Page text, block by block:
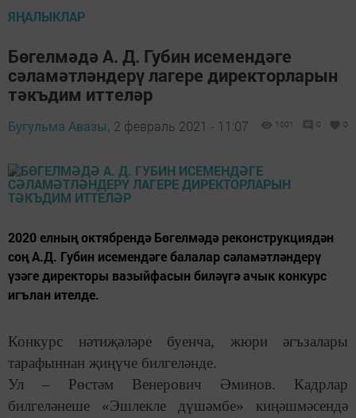
ЯҢАЛЫКЛАР
Бөгелмәдә А. Д. Губин исемендәге
сәламәтләндерү лагере директорларын
тәкъдим иттеләр
Бугульма Авазы, 2 февраль 2021 - 11:07 1001 0 0
2020 елның октябрендә Бөгелмәдә реконструкциядән
соң А.Д. Губин исемендәге балалар сәламәтләндерү
үзәге директоры вазыйфасын биләүгә ачык конкурс
игълан ителде.
Конкурс нәтиҗәләре буенча, жюри әгъзалары
тарафыннан җиңүче билгеләнде.
Ул – Рөстәм Венерович Әминов. Кадрлар
билгеләнеше «Эшлекле дүшәмбе» киңәшмәсендә